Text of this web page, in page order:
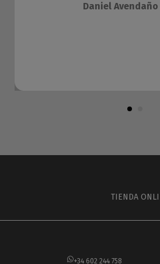
Daniel Avendaño
TIENDA
+34 602 244 758